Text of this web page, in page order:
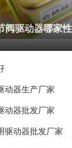
强耐腐蚀措施。
蚀生锈。执行机
阀驱动器哪家
动器生产厂家
动器批发厂家
驱动器批发厂家